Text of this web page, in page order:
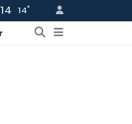
14°